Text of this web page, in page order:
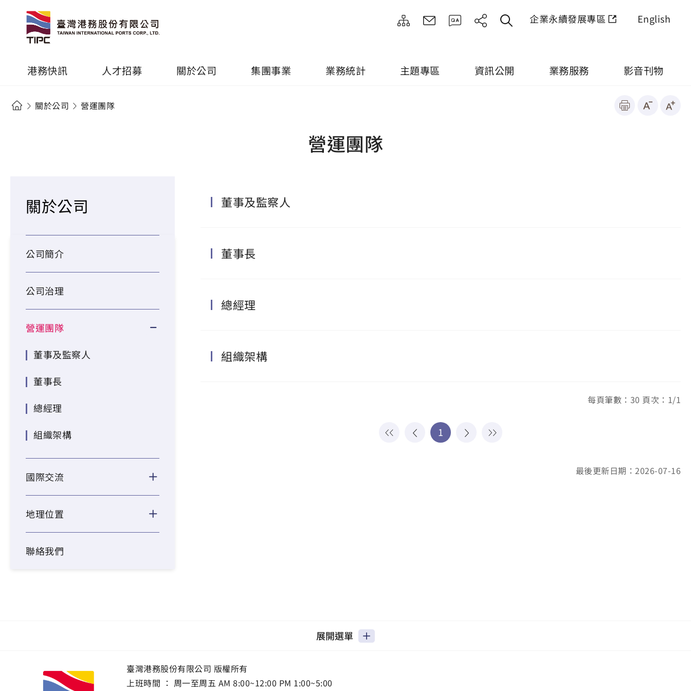
企業永續發展專區 English
港務快訊 人才招募 關於公司 集團事業 業務統計 主題專區 資訊公開 業務服務 影音刊物
關於公司 營運團隊
營運團隊
關於公司
公司簡介
公司治理
營運團隊
董事及監察人
董事長
總經理
組織架構
國際交流
地理位置
聯絡我們
董事及監察人
董事長
總經理
組織架構
每頁筆數：30 頁次：1/1
1
最後更新日期：2026-07-16
展開選單
臺灣港務股份有限公司 版權所有
上班時間 ： 周一至周五 AM 8:00~12:00 PM 1:00~5:00